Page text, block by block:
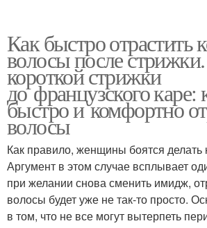
Как быстро отрастить
волосы после
короткой стрижки
до французского каре:
быстро и комфортно
волосы
Как правило, женщины боятся делать
Аргумент в этом случае всплывает
при желании снова сменить имидж,
волосы будет уже не так-то просто.
в том, что не все могут вытерпеть